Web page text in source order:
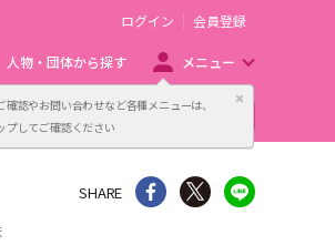
確認やお問い合わせなど各種メニューは、
プしてご確認ください
閉じる
ログイン 会員登録
人物・団体から探す メニュー
主催者向け販売サービス
SHARE シェア Twitter